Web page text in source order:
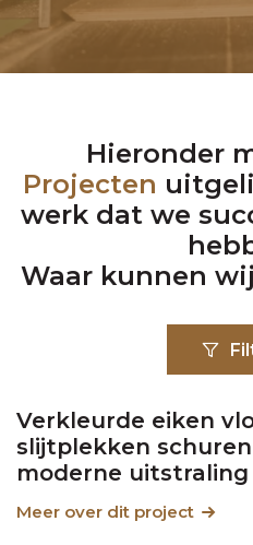
Hieronder
Projecten
werk dat we
Waar kunnen
Verkleurde eiken
slijtplekken
moderne uitstraling
Meer over dit project